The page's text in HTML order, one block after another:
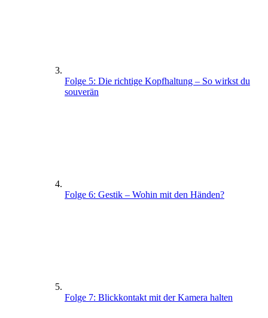
Folge 5: Die richtige Kopfhaltung – So wirkst du
souverän
Folge 6: Gestik – Wohin mit den Händen?
Folge 7: Blickkontakt mit der Kamera halten